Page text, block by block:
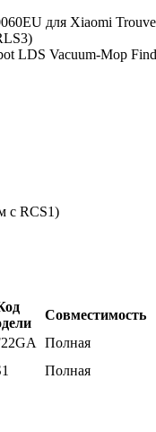
LDS Vacuum-Mop
с RCS1)
Совместимость
Полная
Полная